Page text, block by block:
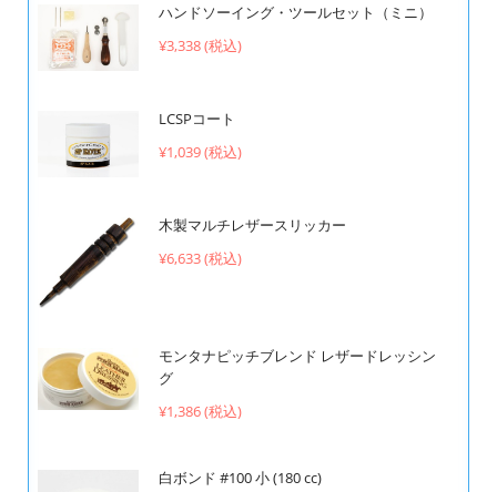
ハンドソーイング・ツールセット（ミニ）
¥3,338 (税込)
LCSPコート
¥1,039 (税込)
木製マルチレザースリッカー
¥6,633 (税込)
モンタナピッチブレンド レザードレッシン
グ
¥1,386 (税込)
白ボンド #100 小 (180 cc)